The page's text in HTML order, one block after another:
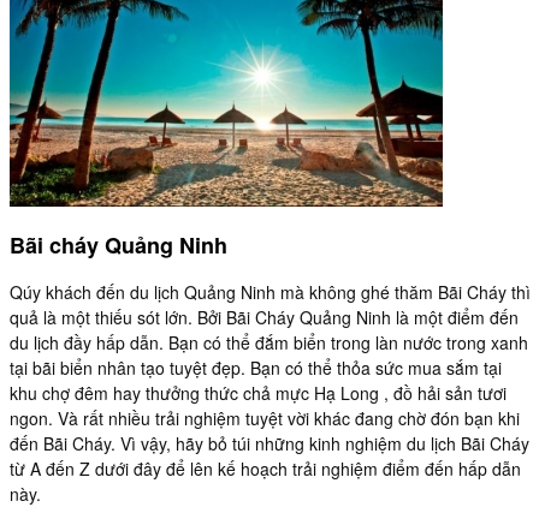
Bãi cháy Quảng Ninh
Qúy khách đến du lịch Quảng Ninh mà không ghé thăm Bãi Cháy thì
quả là một thiếu sót lớn. Bởi Bãi Cháy Quảng Ninh là một điểm đến
du lịch đầy hấp dẫn. Bạn có thể đắm biển trong làn nước trong xanh
tại bãi biển nhân tạo tuyệt đẹp. Bạn có thể thỏa sức mua sắm tại
khu chợ đêm hay thưởng thức chả mực Hạ Long , đồ hải sản tươi
ngon. Và rất nhiều trải nghiệm tuyệt vời khác đang chờ đón bạn khi
đến Bãi Cháy. Vì vậy, hãy bỏ túi những kinh nghiệm du lịch Bãi Cháy
từ A đến Z dưới đây để lên kế hoạch trải nghiệm điểm đến hấp dẫn
này.